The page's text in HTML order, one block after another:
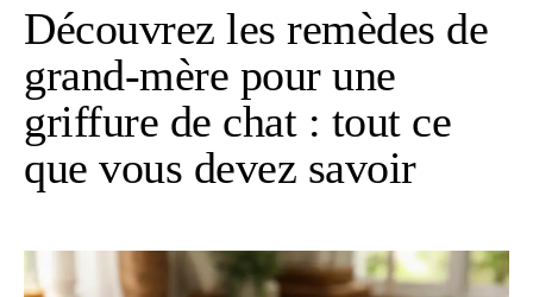
Découvrez les remèdes de
grand-mère pour une
griffure de chat : tout ce
que vous devez savoir